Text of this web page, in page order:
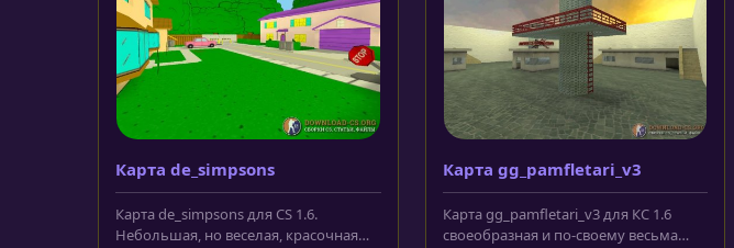
Карта de_simpsons
Карта de_simpsons для CS 1.6.
Небольшая, но веселая, красочная
Карта gg_pamfletari_v3
Карта gg_pamfletari_v3 для КС 1.6
своеобразная и по-своему весьма